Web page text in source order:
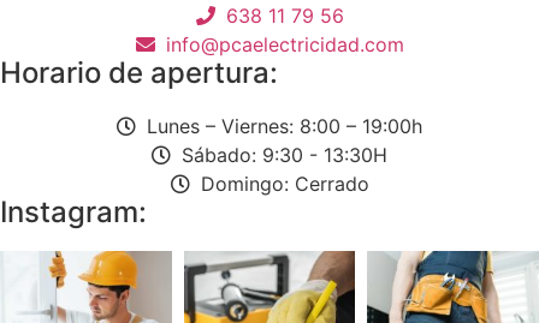
638 11 79 56
info@pcaelectricidad.com
Horario de apertura:
Lunes – Viernes: 8:00 – 19:00h
Sábado: 9:30 - 13:30H
Domingo: Cerrado
Instagram: